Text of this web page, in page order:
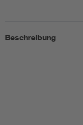
Beschreibung